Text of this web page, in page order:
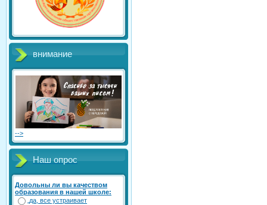
внимание
-->
Наш опрос
Довольны ли вы качеством
образования в нашей школе:
да, все устраивает